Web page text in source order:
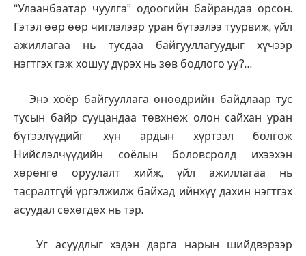
“Улаанбаатар чуулга” одоогийн байрандаа орсон.
Гэтэл өөр өөр чиглэлээр уран бүтээлээ туурвиж, үйл
ажиллагаа нь тусдаа байгууллагуудыг хүчээр
нэгтгэх гэж хошуу дүрэх нь зөв бодлого уу?…
Энэ хоёр байгууллага өнөөдрийн байдлаар тус
тусын байр сууцандаа төвхнөж олон сайхан уран
бүтээлүүдийг хүн ардын хүртээл болгож
Нийслэлчүүдийн соёлын боловсролд ихээхэн
хөрөнгө оруулалт хийж, үйл ажиллагаа нь
тасралтгүй үргэлжилж байхад ийнхүү дахин нэгтгэх
асуудал сөхөгдөх нь тэр.
Уг асуудлыг хэдэн дарга нарын шийдвэрээр